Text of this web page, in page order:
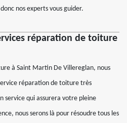
nos experts vous guider.
réparation de toiture
à Saint Martin De Villereglan, nous
réparation de toiture très
service qui assurera votre pleine
nous serons là pour résoudre tous les